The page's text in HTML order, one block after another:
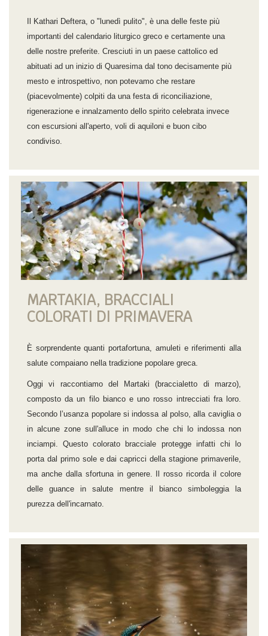
Il Kathari Deftera, o "lunedì pulito", è una delle feste più
importanti del calendario liturgico greco e certamente una
delle nostre preferite. Cresciuti in un paese cattolico ed
abituati ad un inizio di Quaresima dal tono decisamente più
mesto e introspettivo, non potevamo che restare
(piacevolmente) colpiti da una festa di riconciliazione,
rigenerazione e innalzamento dello spirito celebrata invece
con escursioni all'aperto, voli di aquiloni e buon cibo
condiviso.
MARTAKIA, BRACCIALI
COLORATI DI PRIMAVERA
È sorprendente quanti portafortuna, amuleti e riferimenti alla
salute compaiano nella tradizione popolare greca.
Oggi vi raccontiamo del Martaki (braccialetto di marzo),
composto da un filo bianco e uno rosso intrecciati fra loro.
Secondo l’usanza popolare si indossa al polso, alla caviglia o
in alcune zone sull'alluce in modo che chi lo indossa non
inciampi. Questo colorato bracciale protegge infatti c hi lo
porta dal primo sole e dai capricci della stagione primaverile,
ma anche dalla sfortuna in genere. Il rosso ricorda il colore
delle guance in salute mentre il bianco simboleggia la
purezza dell'incarnato.